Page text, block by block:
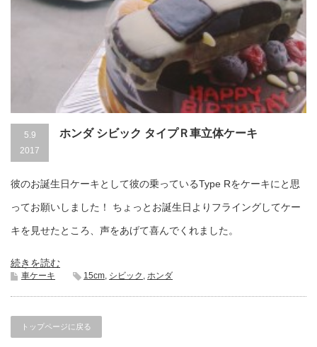
5.9
2017
ホンダ シビック タイプＲ車立体ケーキ
彼のお誕生日ケーキとして彼の乗っているType Rをケーキにと思
ってお願いしました！ ちょっとお誕生日よりフライングしてケー
キを見せたところ、声をあげて喜んでくれました。
続きを読む
車ケーキ 15cm, シビック , ホンダ
トップページに戻る